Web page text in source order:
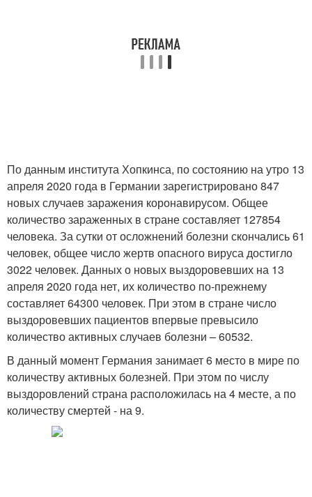
По данным института Хопкинса, по состоянию на утро 13
апреля 2020 года в Германии зарегистрировано 847
новых случаев заражения коронавирусом. Общее
количество зараженных в стране составляет 127854
человека. За сутки от осложнений болезни скончались 61
человек, общее число жертв опасного вируса достигло
3022 человек. Данных о новых выздоровевших на 13
апреля 2020 года нет, их количество по-прежнему
составляет 64300 человек. При этом в стране число
выздоровевших пациентов впервые превысило
количество активных случаев болезни – 60532.
В данный момент Германия занимает 6 место в мире по
количеству активных болезней. При этом по числу
выздоровлений страна расположилась на 4 месте, а по
количеству смертей - на 9.